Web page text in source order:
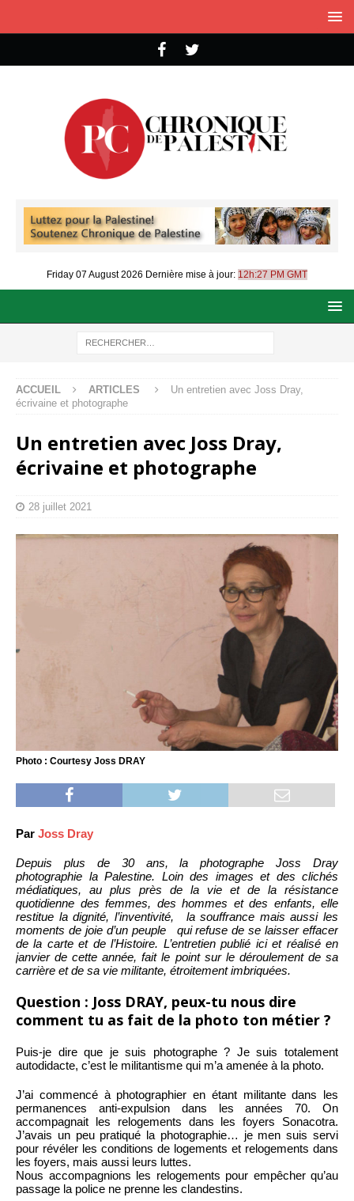
Friday 07 August 2026 Dernière mise à jour: 12h:27 PM GMT
ACCUEIL ARTICLES
Un entretien avec Joss Dray,
écrivaine et photographe
Un entretien avec Joss Dray,
écrivaine et photographe
28 juillet 2021
Photo : Courtesy Joss DRAY
Par Joss Dray
Depuis plus de 30 ans, la photographe Joss Dray
photographie la Palestine. Loin des images et des clichés
médiatiques, au plus près de la vie et de la résistance
quotidienne des femmes, des hommes et des enfants, elle
restitue la dignité, l’inventivité, la souffrance mais aussi les
moments de joie d’un peuple qui refuse de se laisser effacer
de la carte et de l’Histoire. L’entretien publié ici et réalisé en
janvier de cette année, fait le point sur le déroulement de sa
carrière et de sa vie militante, étroitement imbriquées.
Question : Joss DRAY, peux-tu nous dire
comment tu as fait de la photo ton métier ?
Puis-je dire que je suis photographe ? Je suis totalement
autodidacte, c’est le militantisme qui m’a amenée à la photo.
J’ai commencé à photographier en étant militante dans les
permanences anti-expulsion dans les années 70. On
accompagnait les relogements dans les foyers Sonacotra.
J’avais un peu pratiqué la photographie… je men suis servi
pour révéler les conditions de logements et relogements dans
les foyers, mais aussi leurs luttes.
Nous accompagnions les relogements pour empêcher qu’au
passage la police ne prenne les clandestins.